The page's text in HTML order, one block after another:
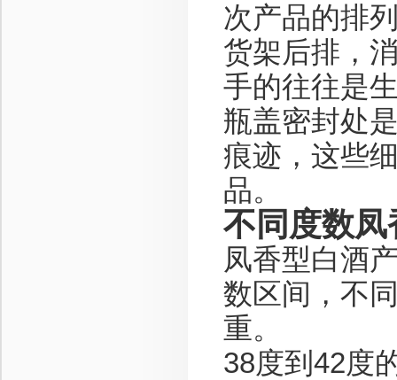
次产品的排
货架后排，
手的往往是
瓶盖密封处
痕迹，这些
品。
不同度数
凤香型白酒
数区间，不
重。
38度到42度